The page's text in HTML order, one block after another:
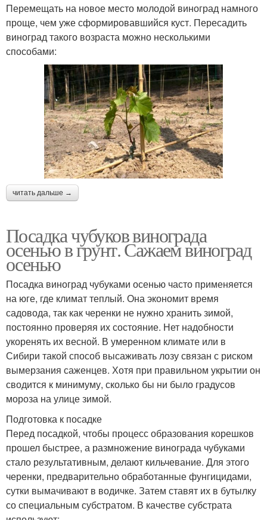
Перемещать на новое место молодой виноград намного
проще, чем уже сформировавшийся куст. Пересадить
виноград такого возраста можно несколькими
способами:
читать дальше →
Посадка чубуков винограда
осенью в грунт. Сажаем виноград
осенью
Посадка виноград чубуками осенью часто применяется
на юге, где климат теплый. Она экономит время
садовода, так как черенки не нужно хранить зимой,
постоянно проверяя их состояние. Нет надобности
укоренять их весной. В умеренном климате или в
Сибири такой способ высаживать лозу связан с риском
вымерзания саженцев. Хотя при правильном укрытии он
сводится к минимуму, сколько бы ни было градусов
мороза на улице зимой.
Подготовка к посадке
Перед посадкой, чтобы процесс образования корешков
прошел быстрее, а размножение винограда чубуками
стало результативным, делают кильчевание. Для этого
черенки, предварительно обработанные фунгицидами,
сутки вымачивают в водичке. Затем ставят их в бутылку
со специальным субстратом. В качестве субстрата